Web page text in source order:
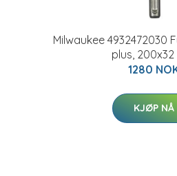
Milwaukee 4932472030
plus, 200x32
1280
KJØP NÅ